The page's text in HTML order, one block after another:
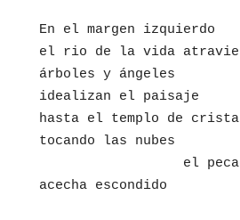
En el margen izquierdo
el rio de la vida
árboles y ángeles
idealizan el paisaje
hasta el templo de
tocando las nubes
acecha escondido